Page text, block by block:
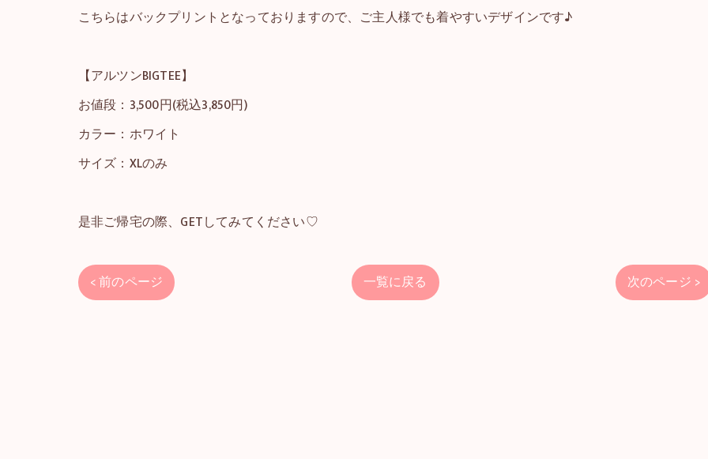
こちらはバックプリントとなっておりますので、ご主人様でも着やすいデザインです♪
【アルツンBIGTEE】
お値段：3,500円(税込3,850円)
カラー：ホワイト
サイズ：XLのみ
是非ご帰宅の際、GETしてみてください♡
< 前のページ 一覧に戻る 次のページ >